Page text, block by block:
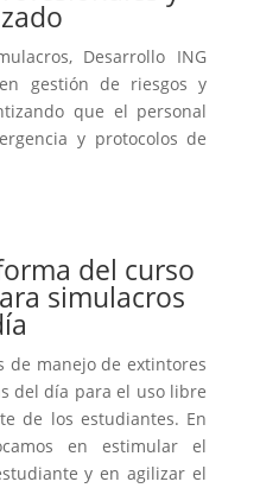
Desarrollo ING
gestión de riesgos y
que el personal
y protocolos de
del curso
simulacros
de manejo de extintores
del día para el uso libre
de los estudiantes. En
en estimular el
y en agilizar el